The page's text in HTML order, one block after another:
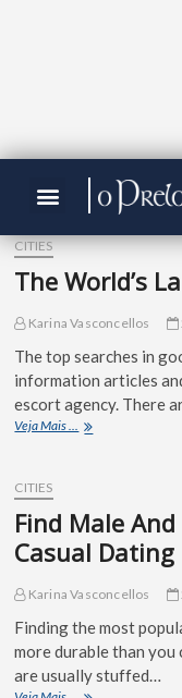
CITIES
The World’s
Karina Vasconcellos
The top searches in
information articles
escort agency. There
Veja Mais ...
CITIES
Find Male
Casual Dating
Karina Vasconcellos
Finding the most
more durable than
are usually stuffed…